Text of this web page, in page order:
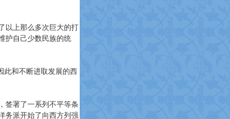
以上那么多次巨大的打
护自己少数民族的统
此和不断进取发展的西
签署了一系列不平等条
务派开始了向西方列强